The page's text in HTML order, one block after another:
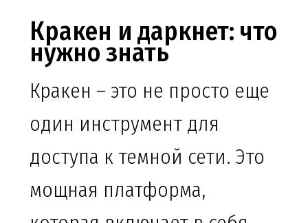
Кракен и даркнет: что
нужно знать
Кракен – это не просто еще
один инструмент для
доступа к темной сети. Это
мощная платформа,